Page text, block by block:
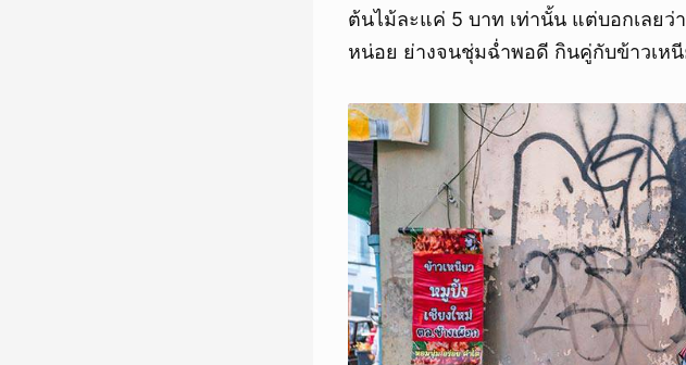
ต้นไม้ละแค่ 5 บาท เท่านั้น แต่บอกเลยว่
หน่อย ย่างจนชุ่มฉ่ำพอดี กินคู่กับข้าวเห
ยกเลิก